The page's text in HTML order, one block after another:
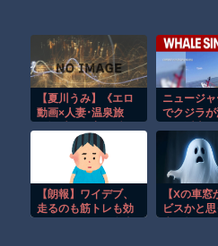
【夏川うみ】《エロ
動画×人妻･温泉旅
て義母と訪れた温泉
旅行で理性を失い中
出しを繰り返した禁
断の二日間
ニュージ
でクジラ
衝撃映像！
【朗報】ワイデブ、
走るのも筋トレも効
【Xの車
ビスかと